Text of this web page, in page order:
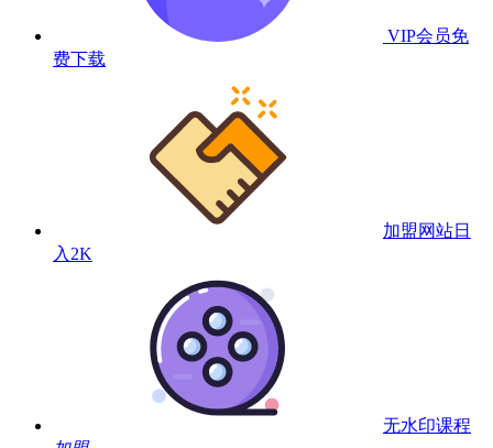
VIP会员免
费下载
加盟网站日
入2K
无水印课程